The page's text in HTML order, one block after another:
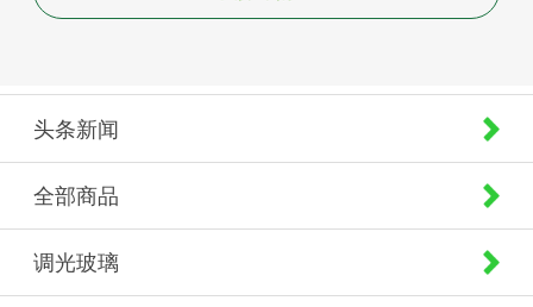
头条新闻
全部商品
调光玻璃